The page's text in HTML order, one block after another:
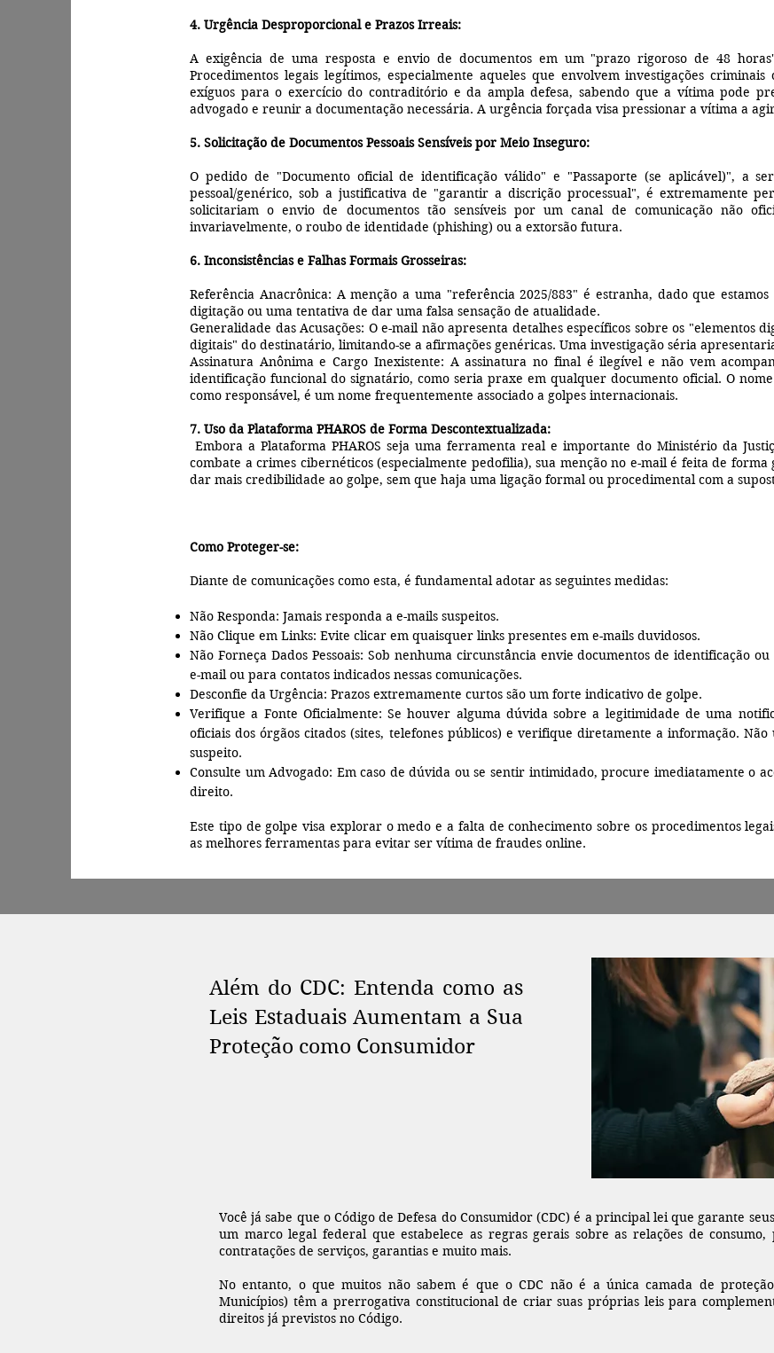
4. Urgência Desproporcional e Prazos Irreais:
A exigência de uma resposta e envio de documentos em um "prazo rigoroso de 48
Procedimentos legais legítimos, especialmente aqueles que envolvem investigações
exíguos para o exercício do contraditório e da ampla defesa, sabendo que a vítima pode
advogado e reunir a documentação necessária. A urgência forçada visa pressionar a vítima a
5. Solicitação de Documentos Pessoais Sensíveis por Meio Inseguro:
O pedido de "Documento oficial de identificação válido" e "Passaporte (se aplicável)", a
pessoal/genérico, sob a justificativa de "garantir a discrição processual", é extremamente
solicitariam o envio de documentos tão sensíveis por um canal de comunicação não
invariavelmente, o roubo de identidade (phishing) ou a extorsão futura.
6. Inconsistências e Falhas Formais Grosseiras:
Referência Anacrônica: A menção a uma "referência 2025/883" é estranha, dado que
digitação ou uma tentativa de dar uma falsa sensação de atualidade.
Generalidade das Acusações: O e-mail não apresenta detalhes específicos sobre os "elementos
digitais" do destinatário, limitando-se a afirmações genéricas. Uma investigação séria
Assinatura Anônima e Cargo Inexistente: A assinatura no final é ilegível e não vem
identificação funcional do signatário, como seria praxe em qualquer documento oficial. O
como responsável, é um nome frequentemente associado a golpes internacionais.
7. Uso da Plataforma PHAROS de Forma Descontextualizada:
Embora a Plataforma PHAROS seja uma ferramenta real e importante do Ministério da
combate a crimes cibernéticos (especialmente pedofilia), sua menção no e-mail é feita de
dar mais credibilidade ao golpe, sem que haja uma ligação formal ou procedimental com a
Como Proteger-se:
Diante de comunicações como esta, é fundamental adotar as seguintes medidas:
Não Responda: Jamais responda a e-mails suspeitos.
Não Clique em Links: Evite clicar em quaisquer links presentes em e-mails duvidosos.
Não Forneça Dados Pessoais: Sob nenhuma circunstância envie documentos de identificação
e-mail ou para contatos indicados nessas comunicações.
Desconfie da Urgência: Prazos extremamente curtos são um forte indicativo de golpe.
Verifique a Fonte Oficialmente: Se houver alguma dúvida sobre a legitimidade de uma
oficiais dos órgãos citados (sites, telefones públicos) e verifique diretamente a informação. Não
suspeito.
Consulte um Advogado: Em caso de dúvida ou se sentir intimidado, procure imediatamente o
direito.
Este tipo de golpe visa explorar o medo e a falta de conhecimento sobre os procedimentos
as melhores ferramentas para evitar ser vítima de fraudes online.
Além do CDC: Entenda como as
Leis Estaduais Aumentam a Sua
Proteção como Consumidor
Você já sabe que o Código de Defesa do Consumidor (CDC) é a principal lei que garante
um marco legal federal que estabelece as regras gerais sobre as relações de consumo,
contratações de serviços, garantias e muito mais.
No entanto, o que muitos não sabem é que o CDC não é a única camada de
Municípios) têm a prerrogativa constitucional de criar suas próprias leis para
direitos já previstos no Código.